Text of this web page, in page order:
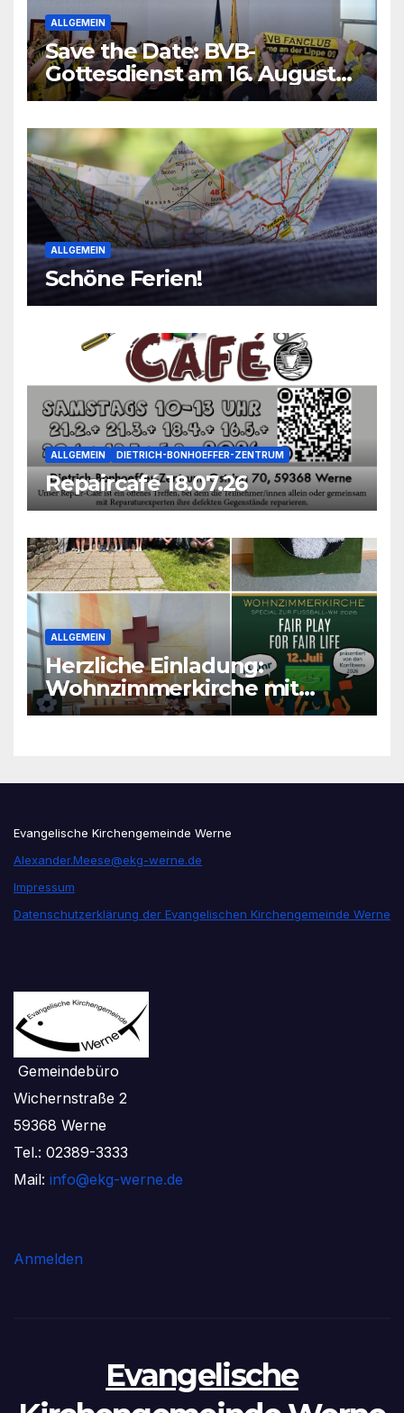
ALLGEMEIN
Save the Date: BVB-
Gottesdienst am 16. August
2026
ALLGEMEIN
Schöne Ferien!
ALLGEMEIN DIETRICH-BONHOEFFER-ZENTRUM
Repaircafé 18.07.26
ALLGEMEIN
Herzliche Einladung:
Wohnzimmerkirche mit
unseren Konfis
Evangelische Kirchengemeinde Werne
Alexander.Meese@ekg-werne.de
Impressum
Datenschutzerklärung der Evangelischen Kirchengemeinde Werne
Gemeindebüro
Wichernstraße 2
59368 Werne
Tel.: 02389-3333
Mail: info@ekg-werne.de
Anmelden
Evangelische